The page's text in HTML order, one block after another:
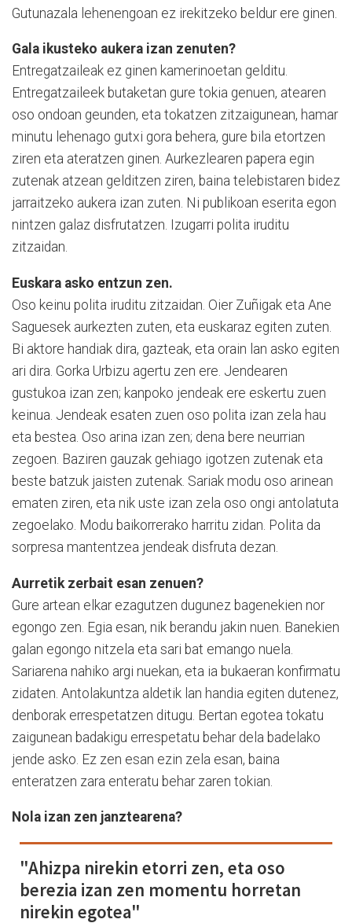
Gutunazala lehenengoan ez irekitzeko beldur ere ginen.
Gala ikusteko aukera izan zenuten?
Entregatzaileak ez ginen kamerinoetan gelditu.
Entregatzaileek butaketan gure tokia genuen, atearen
oso ondoan geunden, eta tokatzen zitzaigunean, hamar
minutu lehenago gutxi gora behera, gure bila etortzen
ziren eta ateratzen ginen. Aurkezlearen papera egin
zutenak atzean gelditzen ziren, baina telebistaren bidez
jarraitzeko aukera izan zuten. Ni publikoan eserita egon
nintzen galaz disfrutatzen. Izugarri polita iruditu
zitzaidan.
Euskara asko entzun zen.
Oso keinu polita iruditu zitzaidan. Oier Zuñigak eta Ane
Saguesek aurkezten zuten, eta euskaraz egiten zuten.
Bi aktore handiak dira, gazteak, eta orain lan asko egiten
ari dira. Gorka Urbizu agertu zen ere. Jendearen
gustukoa izan zen; kanpoko jendeak ere eskertu zuen
keinua. Jendeak esaten zuen oso polita izan zela hau
eta bestea. Oso arina izan zen; dena bere neurrian
zegoen. Baziren gauzak gehiago igotzen zutenak eta
beste batzuk jaisten zutenak. Sariak modu oso arinean
ematen ziren, eta nik uste izan zela oso ongi antolatuta
zegoelako. Modu baikorrerako harritu zidan. Polita da
sorpresa mantentzea jendeak disfruta dezan.
Aurretik zerbait esan zenuen?
Gure artean elkar ezagutzen dugunez bagenekien nor
egongo zen. Egia esan, nik berandu jakin nuen. Banekien
galan egongo nitzela eta sari bat emango nuela.
Sariarena nahiko argi nuekan, eta ia bukaeran konfirmatu
zidaten. Antolakuntza aldetik lan handia egiten dutenez,
denborak errespetatzen ditugu. Bertan egotea tokatu
zaigunean badakigu errespetatu behar dela badelako
jende asko. Ez zen esan ezin zela esan, baina
enteratzen zara enteratu behar zaren tokian.
Nola izan zen janztearena?
"Ahizpa nirekin etorri zen, eta oso
berezia izan zen momentu horretan
nirekin egotea"